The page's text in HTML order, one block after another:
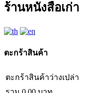
ร้านหนังสือเก่า
ตะกร้าสินค้า
ตะกร้าสินค้าว่างเปล่า